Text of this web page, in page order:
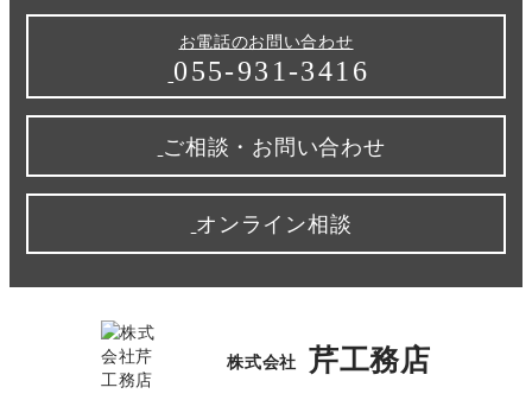
お電話のお問い合わせ
055-931-3416
ご相談・お問い合わせ
オンライン相談
株式会社 芹工務店